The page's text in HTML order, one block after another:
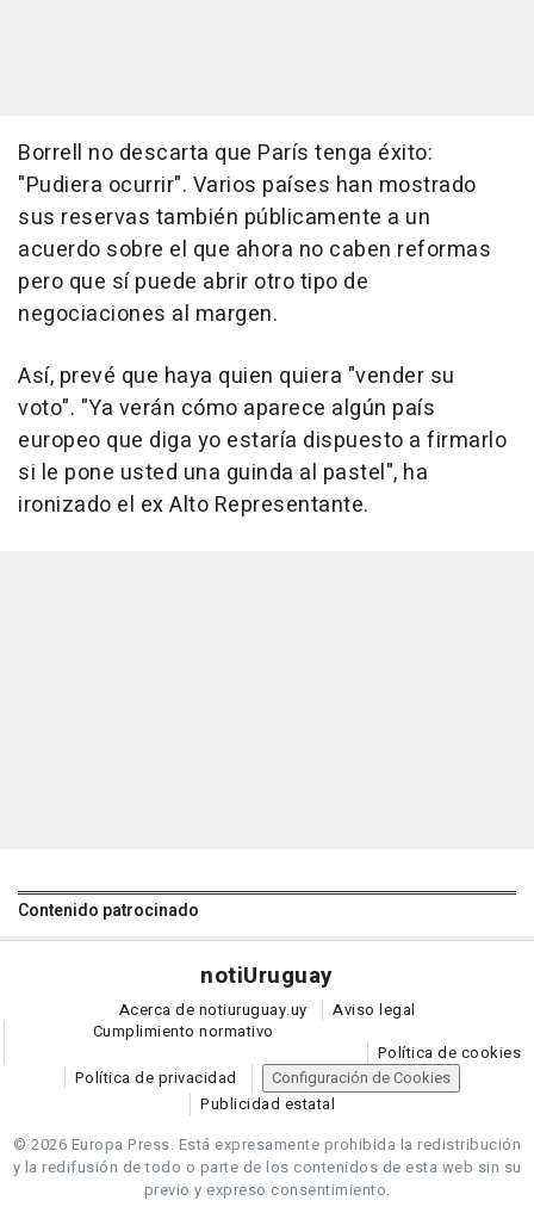
Borrell no descarta que París tenga éxito:
"Pudiera ocurrir". Varios países han mostrado
sus reservas también públicamente a un
acuerdo sobre el que ahora no caben reformas
pero que sí puede abrir otro tipo de
negociaciones al margen.
Así, prevé que haya quien quiera "vender su
voto". "Ya verán cómo aparece algún país
europeo que diga yo estaría dispuesto a firmarlo
si le pone usted una guinda al pastel", ha
ironizado el ex Alto Representante.
Contenido patrocinado
notiUruguay
Acerca de notiuruguay.uy
Aviso legal
Cumplimiento normativo
Política de cookies
Política de privacidad
Configuración de Cookies
Publicidad estatal
© 2026 Europa Press. Está expresamente prohibida la redistribución
y la redifusión de todo o parte de los contenidos de esta web sin su
previo y expreso consentimiento.